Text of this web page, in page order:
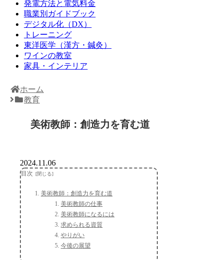
発電方法と電気料金
職業別ガイドブック
デジタル化（DX）
トレーニング
東洋医学（漢方・鍼灸）
ワインの教室
家具・インテリア
ホーム
教育
美術教師：創造力を育む道
2024.11.06
目次
美術教師：創造力を育む道
美術教師の仕事
美術教師になるには
求められる資質
やりがい
今後の展望